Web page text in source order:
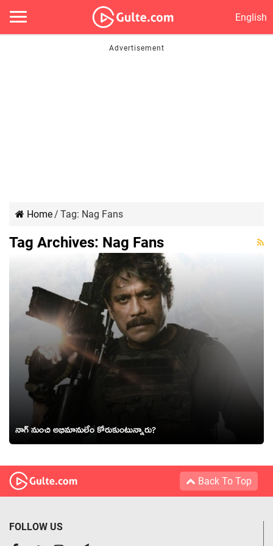
English
Home/ Tag: Nag Fans
Tag Archives: Nag Fans
నాగ్ నుంచి అభిమానులేం కోరుకుంటున్నారు?
Back To Top
FOLLOW US